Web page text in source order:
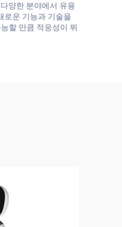
양한 분야에서 유용
로운 기능과 기술을
할 만큼 적응성이 뛰